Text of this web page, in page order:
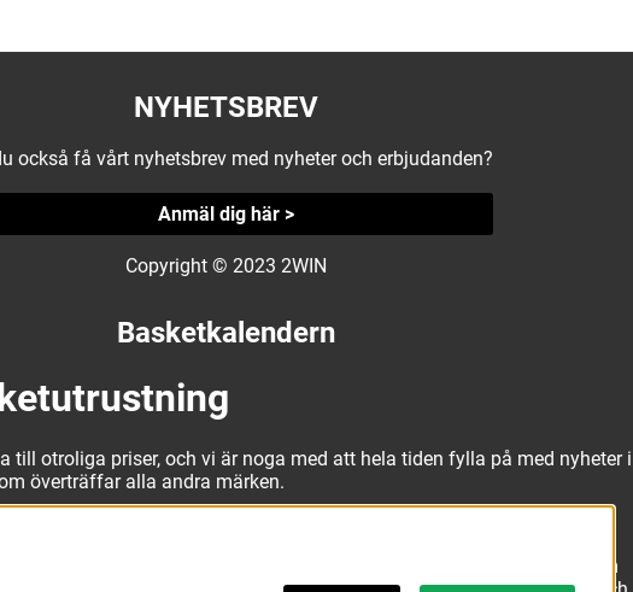
NYHETSBREV
också få vårt nyhetsbrev med nyheter och erbjudanden?
Anmäl dig här >
Copyright © 2023 2WIN
Basketkalendern
otroliga priser, och vi är noga med att hela tiden fylla på med nyheter i
överträffar alla andra märken.
ut kvalitativa basketbollar och basketskor från välkända märken som